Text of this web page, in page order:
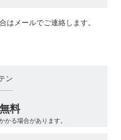
メールでご連絡します。
ン
料
る場合があります。